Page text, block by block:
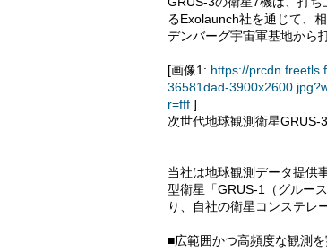
るExolaunch社を通じて、
デンバーグ宇宙軍基地から
[画像1: https://
36581dad-
r=fff ]
次世代地球観測衛星GRUS-
当社は地球観測データ提供
型衛星「GRUS-1（グルー
り、自社の衛星コンステレ
■広範囲かつ高頻度な観測